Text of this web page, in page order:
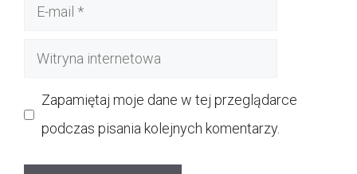
Witryna
Zapamiętaj moje dane w tej przeglądarce
podczas pisania kolejnych komentarzy.